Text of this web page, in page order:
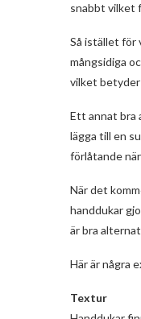
snabbt vilket
Så istället för
mångsidiga
vilket betyder
Ett annat bra
lägga till en
förlåtande
När det
handdukar
är bra
Här är några
Textur